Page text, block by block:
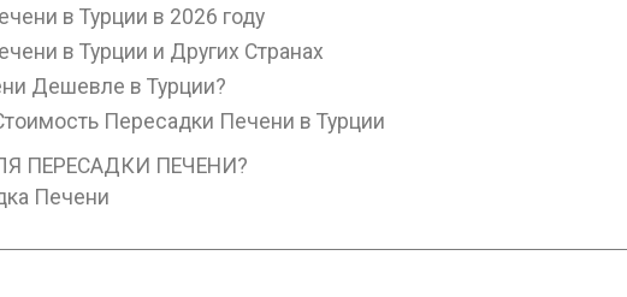
в Турции в 2026 году
в Турции и Других Странах
Дешевле в Турции?
Пересадки Печени в Турции
ПЕРЕСАДКИ ПЕЧЕНИ?
Печени